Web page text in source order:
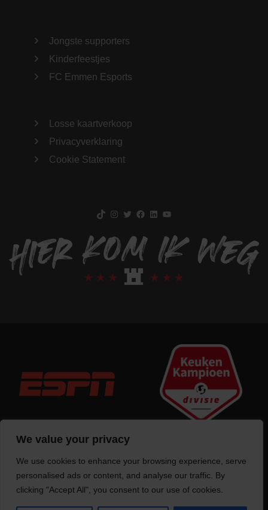
We value your privacy
We use cookies to enhance your browsing experience, serve
personalised ads or content, and analyse our traffic. By
clicking "Accept All", you consent to our use of cookies.
Jongste supporters
Kinderfeestjes
FC Emmen Esports
Losse kaartverkoop
Privacyverklaring
Cookie Statement
Trotse bouwervan deze website